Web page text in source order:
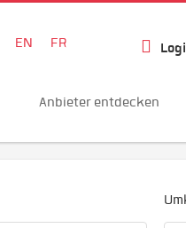
EN FR
Anbieter entdecken